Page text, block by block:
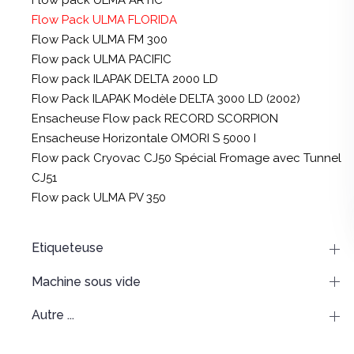
Flow Pack ULMA FLORIDA
Flow Pack ULMA FM 300
Flow pack ULMA PACIFIC
Flow pack ILAPAK DELTA 2000 LD
Flow Pack ILAPAK Modèle DELTA 3000 LD (2002)
Ensacheuse Flow pack RECORD SCORPION
Ensacheuse Horizontale OMORI S 5000 I
Flow pack Cryovac CJ50 Spécial Fromage avec Tunnel
CJ51
Flow pack ULMA PV 350
Etiqueteuse
Machine sous vide
Autre ...